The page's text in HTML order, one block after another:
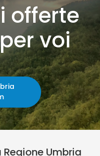
offerte
voi
Umbria